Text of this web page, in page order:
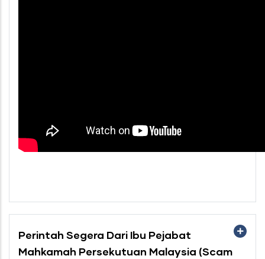
Perintah Segera Dari Ibu Pejabat
Mahkamah Persekutuan Malaysia (Scam